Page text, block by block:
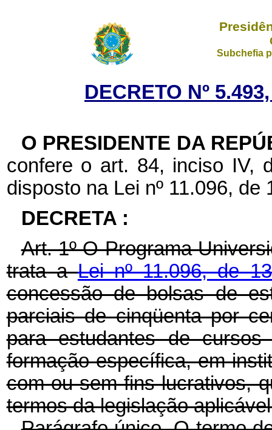
Subchefia
DECRETO Nº
O PRESIDENTE DA
confere o art. 84, inciso IV,
disposto na Lei nº 11.096, de
DECRETA :
Art. 1º O Programa
trata aLei nº 11.096, de
concessão de bolsas de
parciais de cinqüenta por
para estudantes de
formação específica, em
com ou sem fins lucrativos,
termos da legislação